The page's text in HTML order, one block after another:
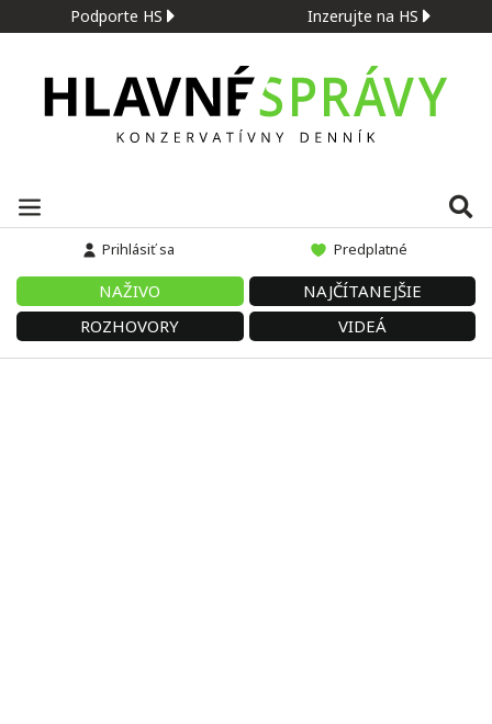
Podporte HS Inzerujte na HS
Prihlásiť sa Predplatné
NAŽIVO
NAJČÍTANEJŠIE
ROZHOVORY
VIDEÁ